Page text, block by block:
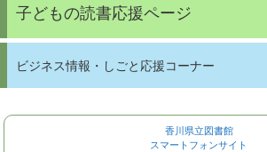
子どもの読書応援ページ
ビジネス情報・しごと応援コーナー
香川県立図書館
スマートフォンサイト